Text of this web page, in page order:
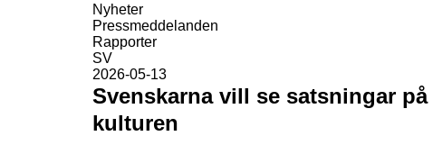
Nyheter
Pressmeddelanden
Rapporter
SV
2026-05-13
Svenskarna vill se satsningar på
kulturen